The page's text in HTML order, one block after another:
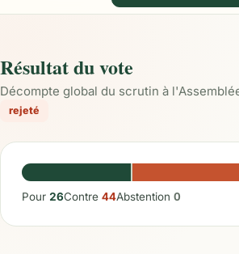
Résultat du vote
Décompte global du scrutin à
rejeté
Pour 26Contre 44Abstention 0